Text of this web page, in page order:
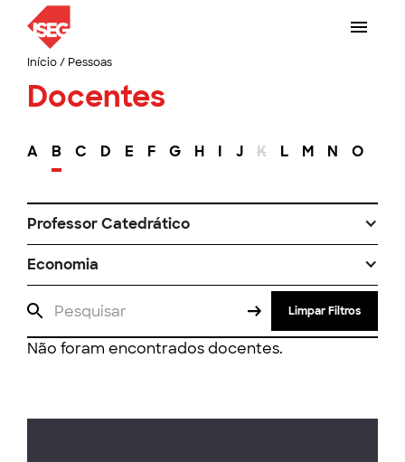
Início/ Pessoas
Docentes
A B C D E F G H I J K L M N O
Professor Catedrático
Economia
Limpar Filtros
Não foram encontrados docentes.